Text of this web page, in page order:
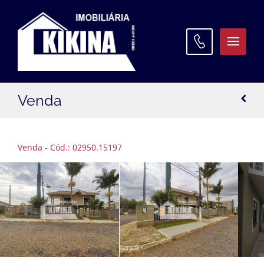
Venda
Venda - Cód.: 02950.15197
ATENDIMENTO
Filial Santa Paula: (42) 3027 9645
Filial Oficinas:(42) 3027 9640